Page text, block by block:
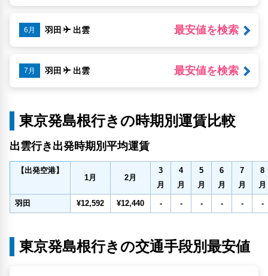
6月 羽田 出雲 最安値を検索
7月 羽田 出雲 最安値を検索
東京発島根行きの時期別運賃比較
出雲行き出発時期別平均運賃
【出発空港】
1月 2月
3
月
4
月
5
月
6
月
7
月
8
月
羽田 ¥12,592 ¥12,440 - - - - - -
東京発島根行きの交通手段別最安値